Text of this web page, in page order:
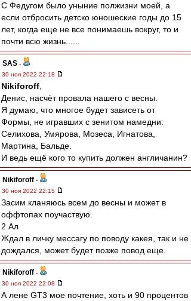
С Федугом было уныние полжизни моей, а
если отбросить детско юношеские годы до 15
лет, когда еще не все понимаешь вокруг, то и
почти всю жизнь......
SAS -
30 ноя 2022 22:18
Nikiforoff
Денис, насчёт провала нашего с весны.
Я думаю, что многое будет зависеть от
Формы, не игравших с зенитом намедни:
Селихова, Умярова, Мозеса, Игнатова,
Мартина, Бальде.
И ведь ещё кого то купить должен англичанин?
Nikiforoff -
30 ноя 2022 22:15
Засим кланяюсь всем до весны и может в
оффтопах поучаствую.
2 Ал
Ждал в личку мессагу по поводу какея, так и не
дождался, может будет позже повод еще.
Nikiforoff -
30 ноя 2022 22:08
А лене GT3 мое почтение, хоть и 90 процентов